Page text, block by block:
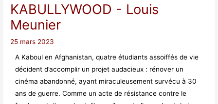
KABULLYWOOD - Louis
Meunier
25 mars 2023
A Kaboul en Afghanistan, quatre étudiants assoiffés de vie
décident d’accomplir un projet audacieux : rénover un
cinéma abandonné, ayant miraculeusement survécu à 30
ans de guerre. Comme un acte de résistance contre le